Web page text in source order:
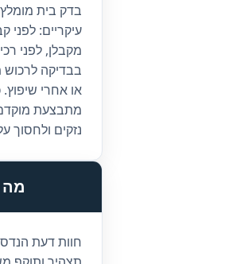
בדק בית
עיקריים:
מקבלן, לפני
בבדיקה לרכוש
או אחרי
מתבצעת מוקדם
נזקים ולחסוך
מה
חוות דעת